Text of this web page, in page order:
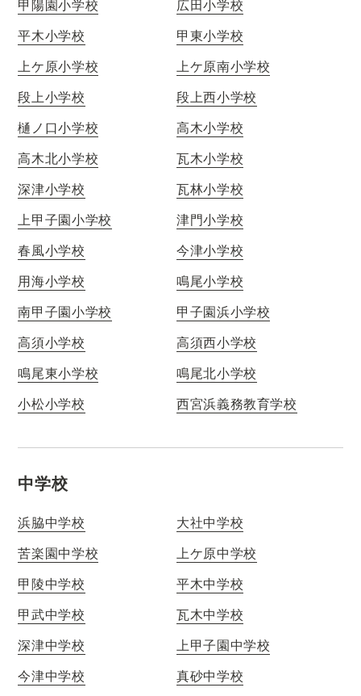
甲陽園小学校
広田小学校
平木小学校
甲東小学校
上ケ原小学校
上ケ原南小学校
段上小学校
段上西小学校
樋ノ口小学校
高木小学校
高木北小学校
瓦木小学校
深津小学校
瓦林小学校
上甲子園小学校
津門小学校
春風小学校
今津小学校
用海小学校
鳴尾小学校
南甲子園小学校
甲子園浜小学校
高須小学校
高須西小学校
鳴尾東小学校
鳴尾北小学校
小松小学校
西宮浜義務教育学校
中学校
浜脇中学校
大社中学校
苦楽園中学校
上ケ原中学校
甲陵中学校
平木中学校
甲武中学校
瓦木中学校
深津中学校
上甲子園中学校
今津中学校
真砂中学校